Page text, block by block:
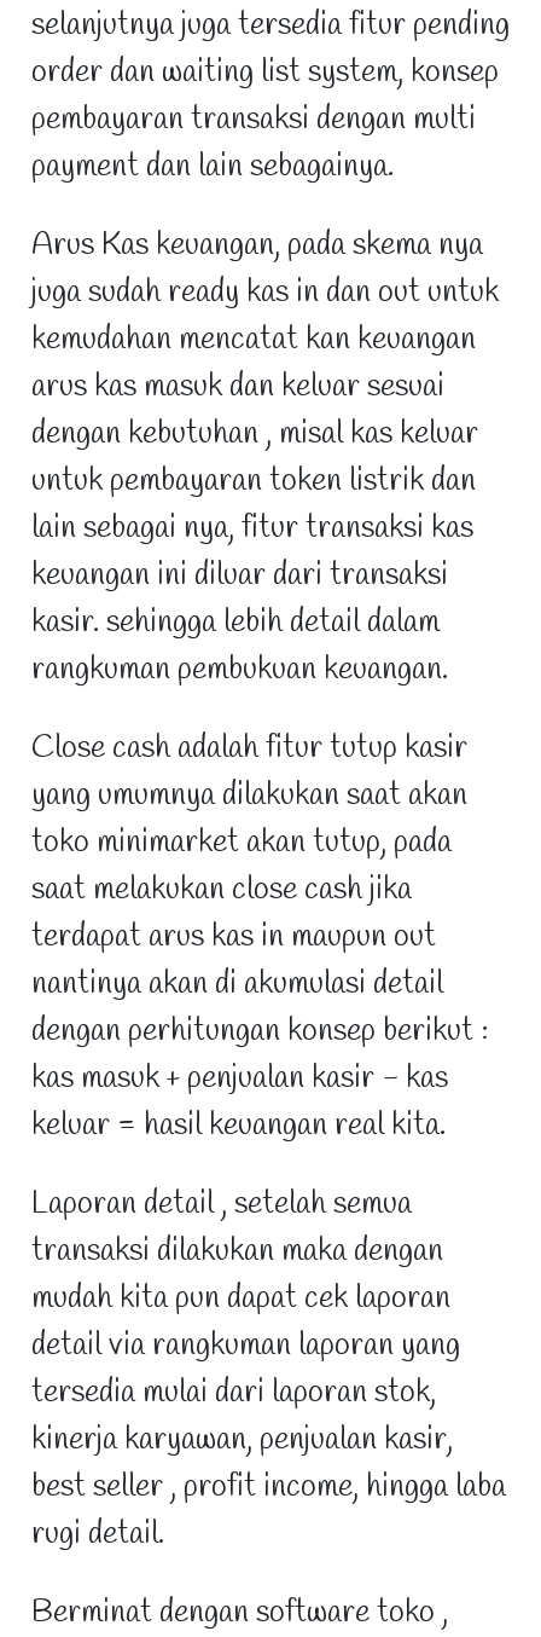
selanjutnya juga tersedia fitur pending
order dan waiting list system, konsep
pembayaran transaksi dengan multi
payment dan lain sebagainya.
Arus Kas keuangan, pada skema nya
juga sudah ready kas in dan out untuk
kemudahan mencatat kan keuangan
arus kas masuk dan keluar sesuai
dengan kebutuhan , misal kas keluar
untuk pembayaran token listrik dan
lain sebagai nya, fitur transaksi kas
keuangan ini diluar dari transaksi
kasir. sehingga lebih detail dalam
rangkuman pembukuan keuangan.
Close cash adalah fitur tutup kasir
yang umumnya dilakukan saat akan
toko minimarket akan tutup, pada
saat melakukan close cash jika
terdapat arus kas in maupun out
nantinya akan di akumulasi detail
dengan perhitungan konsep berikut :
kas masuk + penjualan kasir - kas
keluar = hasil keuangan real kita.
Laporan detail , setelah semua
transaksi dilakukan maka dengan
mudah kita pun dapat cek laporan
detail via rangkuman laporan yang
tersedia mulai dari laporan stok,
kinerja karyawan, penjualan kasir,
best seller , profit income, hingga laba
rugi detail.
Berminat dengan software toko ,